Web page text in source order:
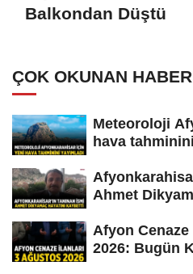
Balkondan Düştü
ÇOK OKUNAN
Meteoroloji
hava
Ahmet
Afyon
2026: Bugün